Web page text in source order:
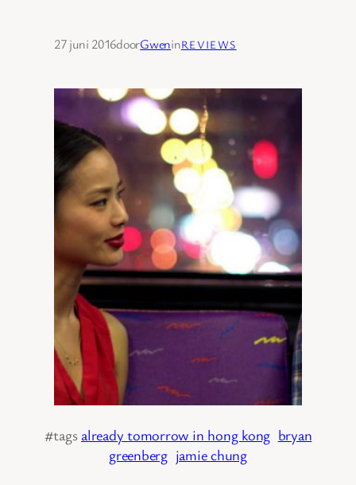
27 juni 2016doorGweninREVIEWS
#tags already tomorrow in hong kong bryan
greenberg jamie chung